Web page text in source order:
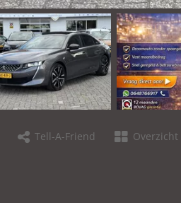
Tell-A-Friend Overzicht